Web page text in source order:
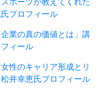
プロフィール
企業の真の価値とは」講
ィール
性のキャリア形成とリ
井幸恵氏プロフィール